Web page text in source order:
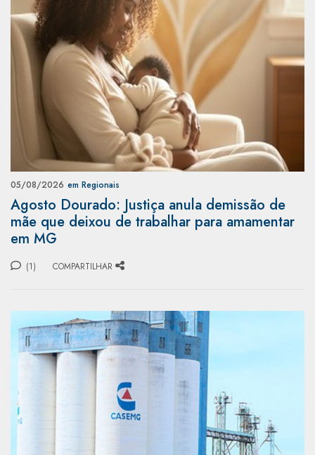
05/08/2026 em Regionais
Agosto Dourado: Justiça anula demissão de
mãe que deixou de trabalhar para amamentar
em MG
(1) COMPARTILHAR